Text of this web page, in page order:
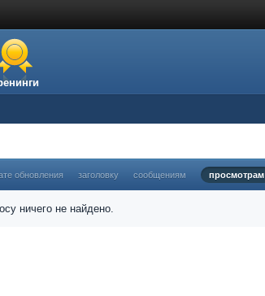
обновления заголовку сообщениям просмотрам
ничего не найдено.